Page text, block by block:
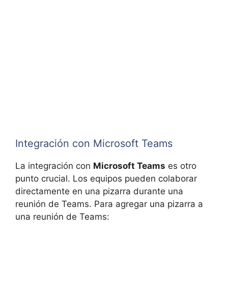
Integración con Microsoft Teams
La integración con Microsoft Teams es otro
punto crucial. Los equipos pueden colaborar
directamente en una pizarra durante una
reunión de Teams. Para agregar una pizarra a
una reunión de Teams: